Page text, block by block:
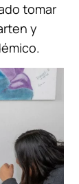
tomar
y